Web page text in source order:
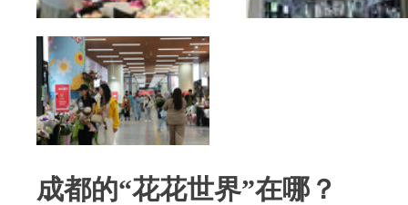
成都的“花花世界”在哪？